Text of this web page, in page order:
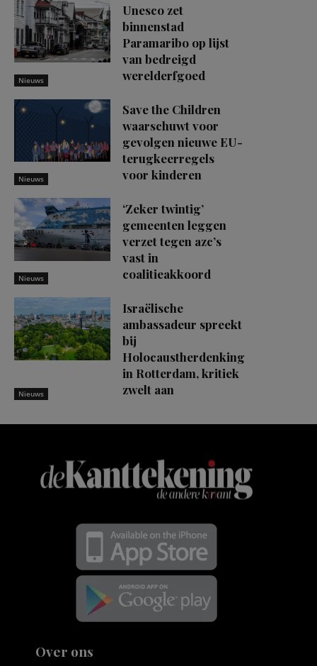
Nieuws
Unesco zet
binnenstad
Paramaribo op lijst
van bedreigd
werelderfgoed
Nieuws
Save the Children
waarschuwt voor
gevolgen nieuwe EU-
terugkeerregels
voor kinderen
Nieuws
‘Zeker twintig’
gemeenten leggen
verzet tegen azc’s
vast in
coalitieakkoord
Nieuws
Israëlische
ambassadeur spreekt
bij
Holocaustherdenking
in Rotterdam, kritiek
zwelt aan
Over ons